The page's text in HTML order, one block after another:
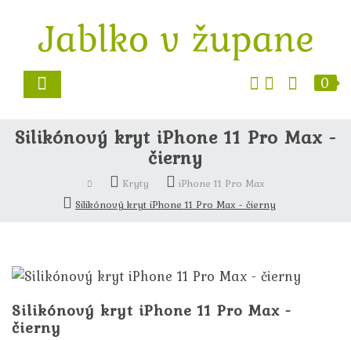
0
Silikónový kryt iPhone 11 Pro Max -
čierny
Kryty
iPhone 11 Pro Max
Silikónový kryt iPhone 11 Pro Max - čierny
Silikónový kryt iPhone 11 Pro Max -
čierny